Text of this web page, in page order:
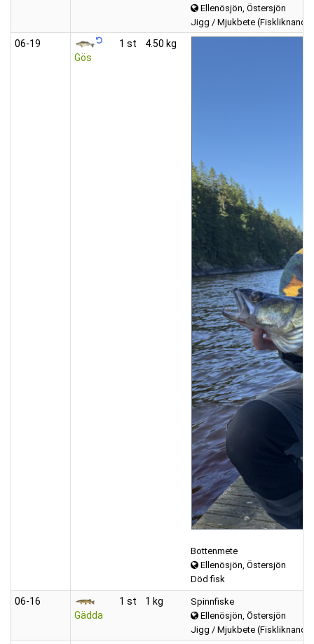
Ellenösjön, Östersjön
Jigg / Mjukbete (Fiskliknande)
06‑19
Gös
1 st 4.50 kg
Bottenmete
Ellenösjön, Östersjön
Död fisk
06‑16
Gädda
1 st 1 kg
Spinnfiske
Ellenösjön, Östersjön
Jigg / Mjukbete (Fiskliknande)